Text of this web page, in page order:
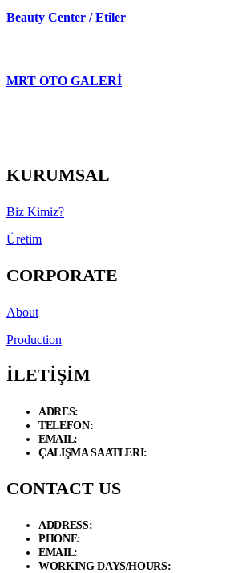
Beauty Center / Etiler
MRT OTO GALERİ
KURUMSAL
Biz Kimiz?
Üretim
CORPORATE
About
Production
İLETİŞİM
ADRES:
TELEFON:
EMAIL:
ÇALIŞMA SAATLERI:
CONTACT US
ADDRESS:
PHONE:
EMAIL:
WORKING DAYS/HOURS: